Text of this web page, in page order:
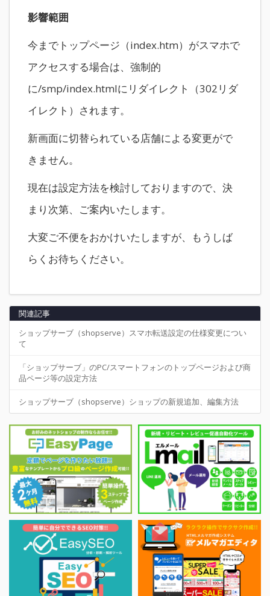
影響範囲
今までトップページ（index.htm）がスマホで
アクセスする場合は、強制的
に/smp/index.htmlにリダイレクト（302リダ
イレクト）されます。
新画面に切替られている店舗による変更がで
きません。
現在は設定方法を検討しておりますので、決
まり次第、ご案内いたします。
大変ご不便をおかけいたしますが、もうしば
らくお待ちください。
関連記事
ショップサーブ（shopserve）スマホ転送設定の仕様変更につい
て
「ショップサーブ」のPC/スマートフォンのトップページおよび商
品ページ等の設定方法
ショップサーブ（shopserve）ショップの新規追加、編集方法